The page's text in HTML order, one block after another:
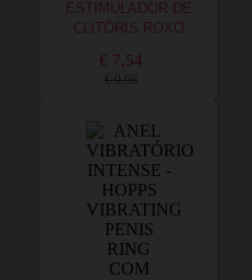
ESTIMULADOR DE
CLITÓRIS ROXO
€ 7,54
€ 9,08